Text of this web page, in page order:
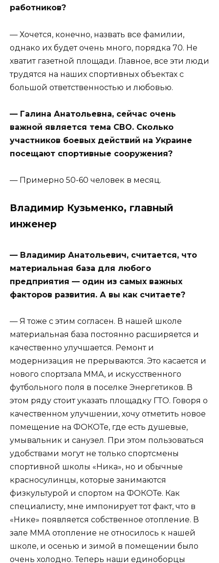
работников?
— Хочется, конечно, назвать все фамилии,
однако их будет очень много, порядка 70. Не
хватит газетной площади. Главное, все эти люди
трудятся на наших спортивных объектах с
большой ответственностью и любовью.
— Галина Анатольевна, сейчас очень
важной является тема СВО. Сколько
участников боевых действий на Украине
посещают спортивные сооружения?
— Примерно 50-60 человек в месяц.
Владимир Кузьменко, главный
инженер
— Владимир Анатольевич, считается, что
материальная база для любого
предприятия — один из самых важных
факторов развития. А вы как считаете?
— Я тоже с этим согласен. В нашей школе
материальная база постоянно расширяется и
качественно улучшается. Ремонт и
модернизация не прерываются. Это касается и
нового спортзала ММА, и искусственного
футбольного поля в поселке Энергетиков. В
этом ряду стоит указать площадку ГТО. Говоря о
качественном улучшении, хочу отметить новое
помещение на ФОКОТе, где есть душевые,
умывальник и санузел. При этом пользоваться
удобствами могут не только спортсмены
спортивной школы «Ника», но и обычные
красносулинцы, которые занимаются
физкультурой и спортом на ФОКОТе. Как
специалисту, мне импонирует тот факт, что в
«Нике» появляется собственное отопление. В
зале ММА отопление не относилось к нашей
школе, и осенью и зимой в помещении было
очень холодно. Теперь наши единоборцы